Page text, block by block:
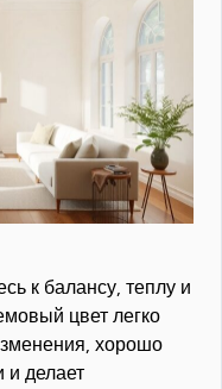
к балансу, теплу и
цвет легко
хорошо
и делает